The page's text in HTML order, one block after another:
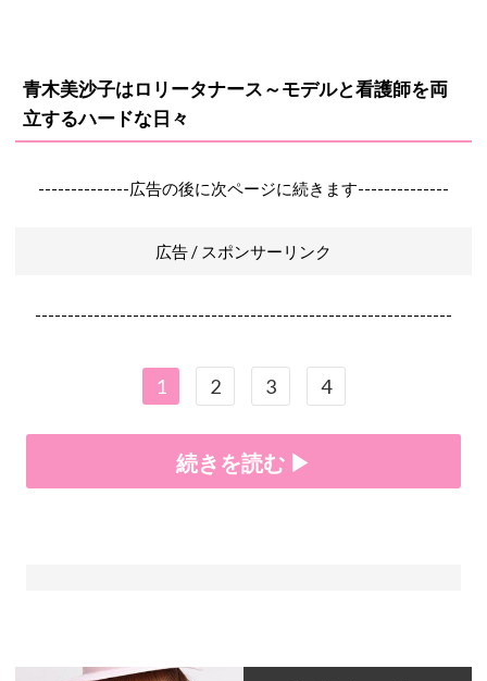
青木美沙子はロリータナース～モデルと看護師を両
立するハードな日々
--------------広告の後に次ページに続きます--------------
広告 / スポンサーリンク
----------------------------------------------------------------
1 2 3 4
続きを読む ▶